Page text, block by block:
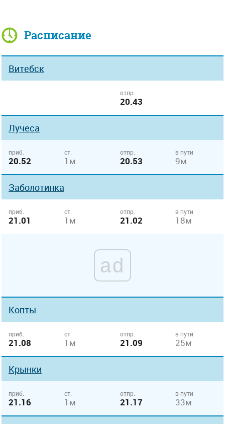
Расписание
Витебск
отпр.
20.43
Лучеса
приб.
20.52
ст.
1м
отпр.
20.53
в пути
9м
Заболотинка
приб.
21.01
ст.
1м
отпр.
21.02
в пути
18м
ad
Копты
приб.
21.08
ст.
1м
отпр.
21.09
в пути
25м
Крынки
приб.
21.16
ст.
1м
отпр.
21.17
в пути
33м